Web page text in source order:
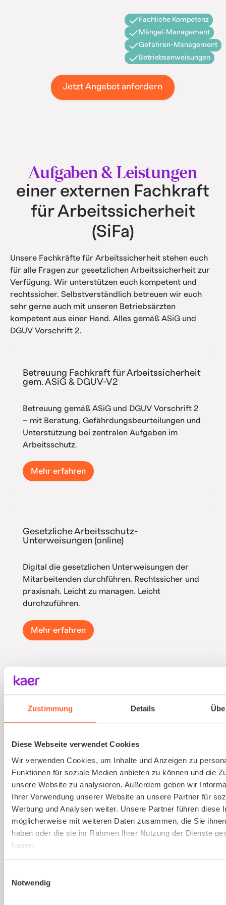
Zustimmung Details
Diese Webseite verwendet Cookies
Wir verwenden Cookies, um Inhalte und Anzeigen zu
Funktionen für soziale Medien anbieten zu können und die
unsere Website zu analysieren. Außerdem geben wir
Ihrer Verwendung unserer Website an unsere Partner für
Werbung und Analysen weiter. Unsere Partner führen diese
möglicherweise mit weiteren Daten zusammen, die Sie
haben oder die sie im Rahmen Ihrer Nutzung der Dienste
haben.
Notwendig
Fachliche Kompetenz
Mängel-Management
Gefahren-Management
Betriebsanweisungen
Jetzt Angebot anfordern
Aufgaben & Leistungen
einer externen Fachkraft
für Arbeitssicherheit
(SiFa)
Unsere Fachkräfte für Arbeitssicherheit stehen euch
für alle Fragen zur gesetzlichen Arbeitssicherheit zur
Verfügung. Wir unterstützen euch kompetent und
rechtssicher. Selbstverständlich betreuen wir euch
sehr gerne auch mit unseren Betriebsärzten
kompetent aus einer Hand. Alles gemäß ASiG und
DGUV Vorschrift 2.
Betreuung Fachkraft für Arbeitssicherheit
gem. ASiG & DGUV-V2
Betreuung gemäß ASiG und DGUV Vorschrift 2
– mit Beratung, Gefährdungsbeurteilungen und
Unterstützung bei zentralen Aufgaben im
Arbeitsschutz.
Mehr erfahren
Gesetzliche Arbeitsschutz-
Unterweisungen (online)
Digital die gesetzlichen Unterweisungen der
Mitarbeitenden durchführen. Rechtssicher und
praxisnah. Leicht zu managen. Leicht
durchzuführen.
Mehr erfahren
Online und live die Ausbildung zum
und interessant.
Mehr erfahren